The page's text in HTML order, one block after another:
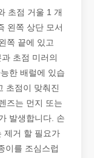
초점 거울 1 개
왼쪽 상단 모서
쪽 끝에 있고
초점 미러의
한 배럴에 있습
초점이 맞춰진
즈는 먼지 또는
발생합니다. 손
제거 할 필요가
이를 조심스럽